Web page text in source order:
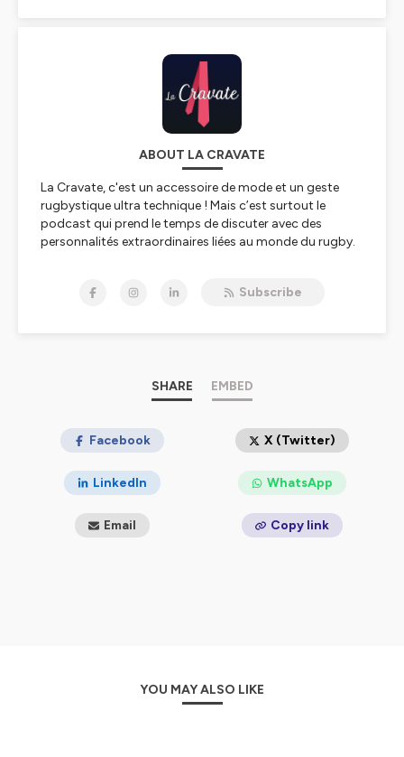
ABOUT LA CRAVATE
La Cravate, c'est un accessoire de mode et un geste
rugbystique ultra technique ! Mais c’est surtout le
podcast qui prend le temps de discuter avec des
personnalités extraordinaires liées au monde du rugby.
réussites, et parfois de coups durs.
sur la plateforme où vous l'écoutez, à laisser un
Hébergé par Ausha. Visitez
ausha.co/politique-de-
pour plus d'informations.
Subscribe
SHARE EMBED
Facebook X (Twitter)
LinkedIn WhatsApp
Email Copy link
YOU MAY ALSO LIKE